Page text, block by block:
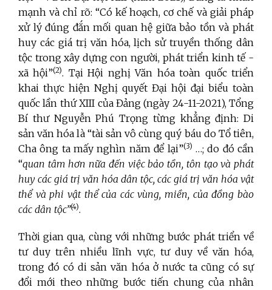
mạnh và chỉ rõ: “Có kế hoạch, cơ chế và giải pháp
xử lý đúng đắn mối quan hệ giữa bảo tồn và phát
huy các giá trị văn hóa, lịch sử truyền thống dân
tộc trong xây dựng con người, phát triển kinh tế -
xã hội”(2). Tại Hội nghị Văn hóa toàn quốc triển
khai thực hiện Nghị quyết Đại hội đại biểu toàn
quốc lần thứ XIII của Đảng (ngày 24-11-2021), Tổng
Bí thư Nguyễn Phú Trọng từng khẳng định: Di
sản văn hóa là “tài sản vô cùng quý báu do Tổ tiên,
Cha ông ta mấy nghìn năm để lại”(3) …; do đó cần
“quan tâm hơn nữa đến việc bảo tồn, tôn tạo và phát
huy các giá trị văn hóa dân tộc, các giá trị văn hóa vật
thể và phi vật thể của các vùng, miền, của đồng bào
các dân tộc”(4).
Thời gian qua, cùng với những bước phát triển về
tư duy trên nhiều lĩnh vực, tư duy về văn hóa,
trong đó có di sản văn hóa ở nước ta cũng có sự
đổi mới theo những bước tiến chung của nhân